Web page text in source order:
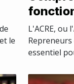
le
en 2021
L'ACRE, ou
essentiel